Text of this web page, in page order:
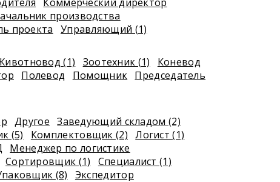
производства
проекта Управляющий (1)
(1) Зоотехник (1)
Коневод
Полевод Помощник Председатель
Другое
Заведующий складом (2)
(5) Комплектовщик (2)
Логист (1)
Менеджер по логистике
Сортировщик (1)
Специалист (1)
(8) Экспедитор